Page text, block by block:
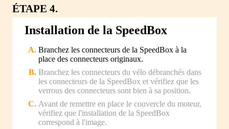
ÉTAPE 4.
Installation de la SpeedBox
Branchez les connecteurs de la SpeedBox à la
place des connecteurs originaux.
Branchez les connecteurs du vélo débranchés dans
les connecteurs de la SpeedBox et vérifiez que les
verrous des connecteurs sont bien à sa position.
Avant de remettre en place le couvercle du moteur,
vérifiez que l'installation de la SpeedBox
correspond à l'image.